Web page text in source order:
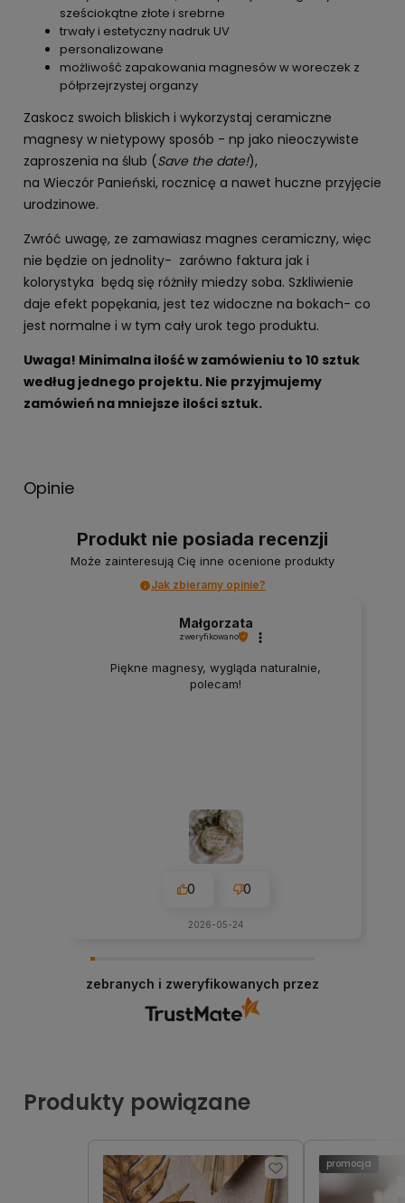
sześciokątne złote i srebrne
trwały i estetyczny nadruk UV
personalizowane
możliwość zapakowania magnesów w woreczek z
półprzejrzystej organzy
Zaskocz swoich bliskich i wykorzystaj ceramiczne
magnesy w nietypowy sposób - np jako nieoczywiste
zaproszenia na ślub (Save the date!),
na Wieczór Panieński, rocznicę a nawet huczne przyjęcie
urodzinowe.
Zwróć uwagę, ze zamawiasz magnes ceramiczny, więc
nie będzie on jednolity- zarówno faktura jak i
kolorystyka będą się różniły miedzy soba. Szkliwienie
daje efekt popękania, jest tez widoczne na bokach- co
jest normalne i w tym cały urok tego produktu.
Uwaga! Minimalna ilość w zamówieniu to 10 sztuk
według jednego projektu. Nie przyjmujemy
zamówień na mniejsze ilości sztuk.
Opinie
Produkt nie posiada recenzji
Może zainteresują Cię inne ocenione produkty
Jak zbieramy opinie?
Małgorzata
zweryfikowano
Piękne magnesy, wygląda naturalnie,
polecam!
0 0
2026-05-24
zebranych i zweryfikowanych przez
Produkty powiązane
promocja